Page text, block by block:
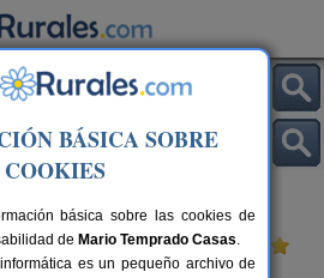
de Entrago
BÁSICA SOBRE
COOKIES
básica sobre las cookies de
de Mario Temprado Casas.
es un pequeño archivo de